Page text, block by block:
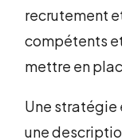
recrutement
compétents
mettre en
Une stratégie
une